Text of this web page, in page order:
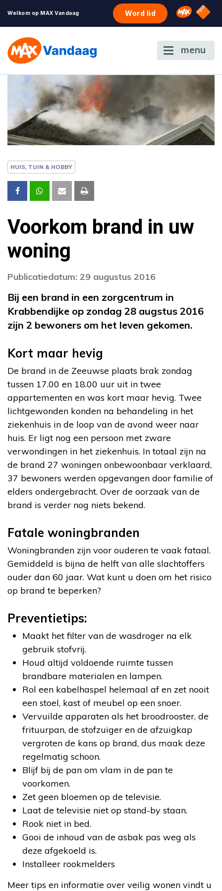
Welkom op MAX Vandaag Word lid Omroep
NPO
menu
HUIS, TUIN & HOBBY
Voorkom brand in uw
woning
Publicatiedatum: 29 augustus 2016
Bij een brand in een zorgcentrum in
Krabbendijke op zondag 28 augstus 2016
zijn 2 bewoners om het leven gekomen.
Kort maar hevig
De brand in de Zeeuwse plaats brak zondag
tussen 17.00 en 18.00 uur uit in twee
appartementen en was kort maar hevig. Twee
lichtgewonden konden na behandeling in het
ziekenhuis in de loop van de avond weer naar
huis. Er ligt nog een persoon met zware
verwondingen in het ziekenhuis. In totaal zijn na
de brand 27 woningen onbewoonbaar verklaard,
37 bewoners werden opgevangen door familie of
elders ondergebracht. Over de oorzaak van de
brand is verder nog niets bekend.
Fatale woningbranden
Woningbranden zijn voor ouderen te vaak fataal.
Gemiddeld is bijna de helft van alle slachtoffers
ouder dan 60 jaar. Wat kunt u doen om het risico
op brand te beperken?
Preventietips:
Maakt het filter van de wasdroger na elk
gebruik stofvrij.
Houd altijd voldoende ruimte tussen
brandbare materialen en lampen.
Rol een kabelhaspel helemaal af en zet nooit
een stoel, kast of meubel op een snoer.
Vervuilde apparaten als het broodrooster, de
frituurpan, de stofzuiger en de afzuigkap
vergroten de kans op brand, dus maak deze
regelmatig schoon.
Blijf bij de pan om vlam in de pan te
voorkomen.
Zet geen bloemen op de televisie.
Laat de televisie niet op stand-by staan.
Rook niet in bed.
Gooi de inhoud van de asbak pas weg als
deze afgekoeld is.
Installeer rookmelders
Meer tips en informatie over veilig wonen vindt u